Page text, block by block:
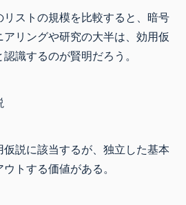
ストの規模を比較すると、暗号
リングや研究の大半は、効用仮
識するのが賢明だろう。
説に該当するが、独立した基本
トする価値がある。